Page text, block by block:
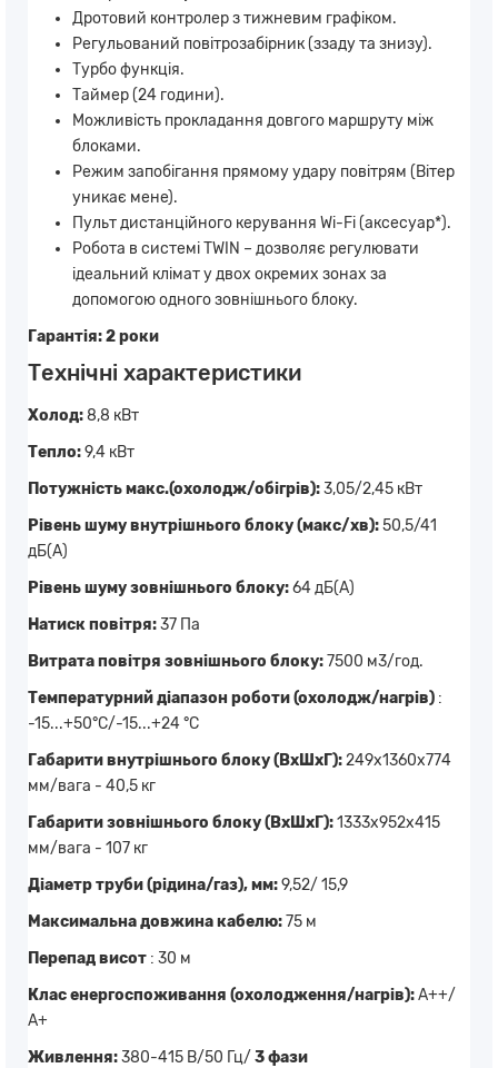
Дротовий контролер з тижневим графіком.
Регульований повітрозабірник (ззаду та знизу).
Турбо функція.
Таймер (24 години).
Можливість прокладання довгого маршруту між
блоками.
Режим запобігання прямому удару повітрям (Вітер
уникає мене).
Пульт дистанційного керування Wi-Fi (аксесуар*).
Робота в системі TWIN – дозволяє регулювати
ідеальний клімат у двох окремих зонах за
допомогою одного зовнішнього блоку.
Гарантія: 2 роки
Технічні характеристики
Холод:8,8 кВт
Тепло:9,4 кВт
Потужність макс.(охолодж/обігрів):3,05/2,45 кВт
Рівень шуму внутрішнього блоку (макс/хв):50,5/41
дБ(А)
Рівень шуму зовнішнього блоку:64 дБ(А)
Натиск повітря:37 Па
Витрата повітря зовнішнього блоку:7500 м3/год.
Температурний діапазон роботи (охолодж/нагрів) :
-15...+50°C/-15...+24 °C
Габарити внутрішнього блоку (ВхШхГ):249х1360x774
мм/вага - 40,5 кг
Габарити зовнішнього блоку (ВхШхГ):1333х952x415
мм/вага - 107 кг
Діаметр труби (рідина/газ), мм:9,52/ 15,9
Максимальна довжина кабелю:75 м
Перепад висот : 30 м
Клас енергоспоживання (охолодження/нагрів):А++/
А+
Живлення:380-415 В/50 Гц/ 3 фази